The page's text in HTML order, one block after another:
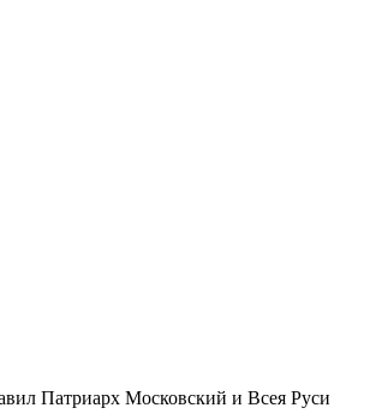
Патриарх Московский и Всея Руси